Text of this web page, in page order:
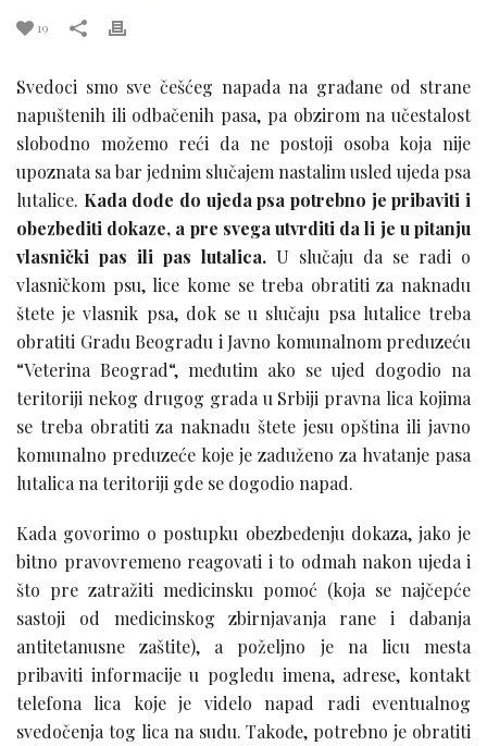
19
Svedoci smo sve češćeg napada na građane od strane
napuštenih ili odbačenih pasa, pa obzirom na učestalost
slobodno možemo reći da ne postoji osoba koja nije
upoznata sa bar jednim slučajem nastalim usled ujeda psa
lutalice. Kada dođe do ujeda psa potrebno je pribaviti i
obezbediti dokaze, a pre svega utvrditi da li je u pitanju
vlasnički pas ili pas lutalica. U slučaju da se radi o
vlasničkom psu, lice kome se treba obratiti za naknadu
štete je vlasnik psa, dok se u slučaju psa lutalice treba
obratiti Gradu Beogradu i Javno komunalnom preduzeću
“Veterina Beograd“, međutim ako se ujed dogodio na
teritoriji nekog drugog grada u Srbiji pravna lica kojima
se treba obratiti za naknadu štete jesu opština ili javno
komunalno preduzeće koje je zaduženo za hvatanje pasa
lutalica na teritoriji gde se dogodio napad.
Kada govorimo o postupku obezbeđenju dokaza, jako je
bitno pravovremeno reagovati i to odmah nakon ujeda i
što pre zatražiti medicinsku pomoć (koja se najčepće
sastoji od medicinskog zbirnjavanja rane i dabanja
antitetanusne zaštite), a poželjno je na licu mesta
pribaviti informacije u pogledu imena, adrese, kontakt
telefona lica koje je videlo napad radi eventualnog
svedočenja tog lica na sudu. Takođe, potrebno je obratiti